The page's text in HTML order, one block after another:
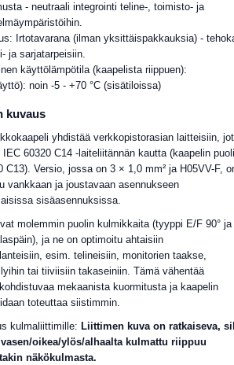
- neutraali integrointi teline-, toimisto- ja
Irtotavarana (ilman yksittäispakkauksia) -
ja sarjatarpeisiin.
käyttölämpötila (kaapelista riippuen):
noin -5 - +70 °C (sisätiloissa)
kuvaus
yhdistää verkkopistorasian laitteisiin,
60320 C14 -laiteliitännän kautta (kaapelin
C13). Versio, jossa on 3 × 1,0 mm² ja H05VV-F,
vankkaan ja joustavaan asennukseen
sisäasennuksissa.
molemmin puolin kulmikkaita (tyyppi E/F 90° ja
ja ne on optimoitu ahtaisiin
esim. telineisiin, monitorien taakse,
tai tiiviisiin takaseiniin. Tämä vähentää
mekaanista kuormitusta ja kaapelin
toteuttaa siistimmin.
kulmaliittimille: Liittimen kuva on ratkaiseva,
oikea/ylös/alhaalta kulmattu riippuu
näkökulmasta.